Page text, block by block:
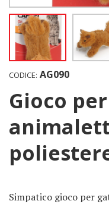
CODICE: AG090
Gioco per gatti -
Simpatico gioco per